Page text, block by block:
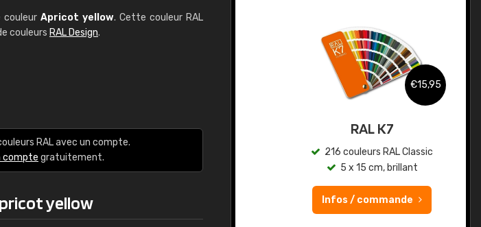
couleurApricot yellow. Cette couleur RAL
couleurs RAL Design.
RAL avec un compte.
compte gratuitement.
yellow
RAL K7 à base d'eau
216 couleurs RAL Classic
Infos / commande
€15,95
RAL K7
216 couleurs RAL Classic
5 x 15 cm, brillant
Infos / commande